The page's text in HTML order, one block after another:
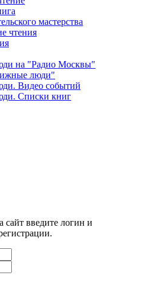
мастерства
чтения
на "Радио Москвы"
люди"
Видео событий
Списки книг
сайт введите логин и